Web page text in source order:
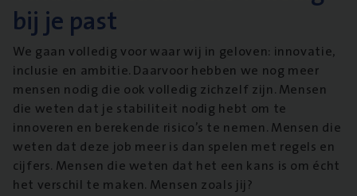
bij je past
We gaan volledig voor waar wij in geloven: innovatie,
inclusie en ambitie. Daarvoor hebben we nog meer
mensen nodig die ook volledig zichzelf zijn. Mensen
die weten dat je stabiliteit nodig hebt om te
innoveren en berekende risico’s te nemen. Mensen die
weten dat deze job meer is dan spelen met regels en
cijfers. Mensen die weten dat het een kans is om écht
het verschil te maken. Mensen zoals jij?